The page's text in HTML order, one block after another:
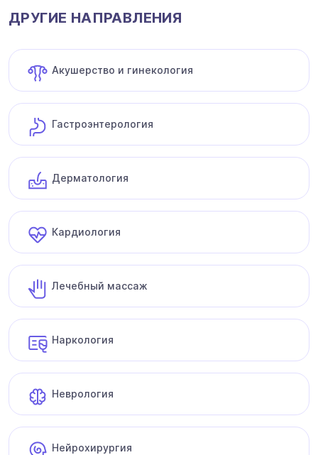
ДРУГИЕ НАПРАВЛЕНИЯ
Акушерство и гинекология
Гастроэнтерология
Дерматология
Кардиология
Лечебный массаж
Наркология
Неврология
Нейрохирургия